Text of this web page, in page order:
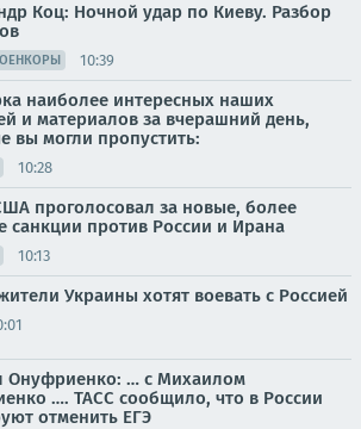
Коц: Ночной удар по Киеву. Разбор
10:39
наиболее интересных наших
и материалов за вчерашний день,
вы могли пропустить:
10:28
проголосовал за новые, более
санкции против России и Ирана
10:13
Украины хотят воевать с Россией
Онуфриенко: … с Михаилом
…. ТАСС сообщило, что в России
отменить ЕГЭ